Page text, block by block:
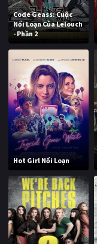
Code Geass: Cuộc
Nổi Loạn Của Lelouch
- Phần 2
Hot Girl Nổi Loạn